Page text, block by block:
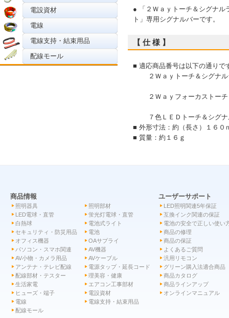
電設資材
電線
電線支持・結束用品
配線モール
● 「２Ｗａｙトーチ＆シグナル
ト」専用シグナルバーです。
【 仕 様 】
■ 適応商品番号は以下の通りで
２Ｗａｙトーチ＆シグナル
２Ｗａｙフォーカストーチ
７色ＬＥＤトーチ＆シグナ
■ 外形寸法：約（長さ）１６０
■ 質量：約１６ｇ
商品情報
照明器具
照明部材
LED電球・直管
蛍光灯電球・直管
白熱球
電池式ライト
セキュリティ・防災用品
電池
オフィス機器
OAサプライ
パソコン・スマホ関連
AV機器
AV小物・カメラ用品
AVケーブル
アンテナ・テレビ配線
電源タップ・延長コード
配線部材・テスター
理美容・健康
生活家電
エアコン工事部材
ヒューズ・端子
電設資材
電線
電線支持・結束用品
配線モール
ユーザーサポート
LED照明関連5年保証
互換インク関連の保証
電池の安全で正しい使い
商品の修理
商品の保証
よくあるご質問
汎用リモコン
グリーン購入法適合商品
商品カタログ
商品ラインアップ
オンラインマニュアル